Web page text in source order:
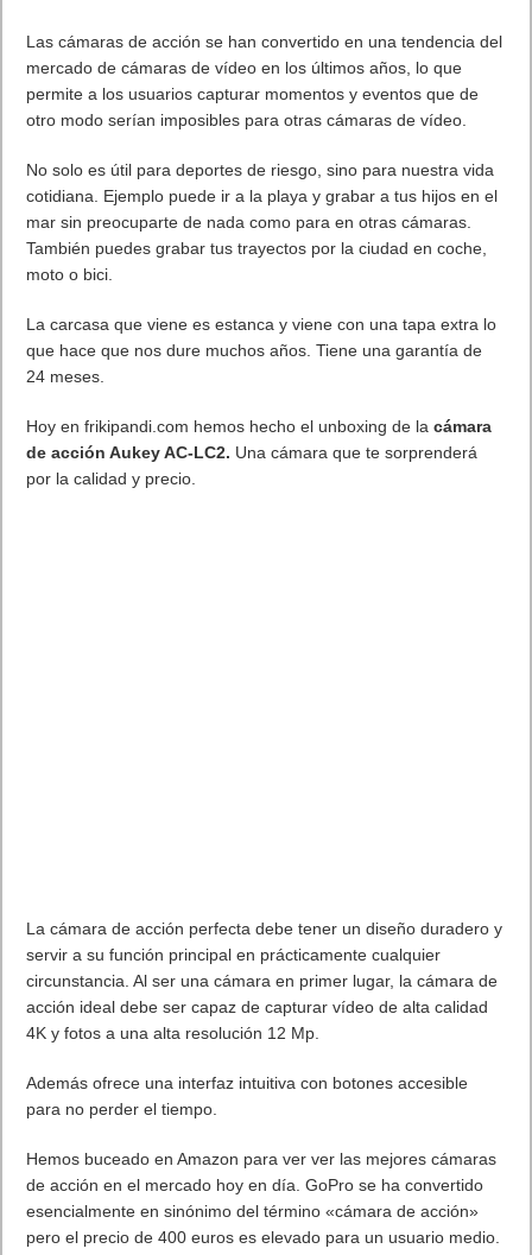
Las cámaras de acción se han convertido en una tendencia del
mercado de cámaras de vídeo en los últimos años, lo que
permite a los usuarios capturar momentos y eventos que de
otro modo serían imposibles para otras cámaras de vídeo.
No solo es útil para deportes de riesgo, sino para nuestra vida
cotidiana. Ejemplo puede ir a la playa y grabar a tus hijos en el
mar sin preocuparte de nada como para en otras cámaras.
También puedes grabar tus trayectos por la ciudad en coche,
moto o bici.
La carcasa que viene es estanca y viene con una tapa extra lo
que hace que nos dure muchos años. Tiene una garantía de
24 meses.
Hoy en frikipandi.com hemos hecho el unboxing de lacámara
de acción Aukey AC-LC2. Una cámara que te sorprenderá
por la calidad y precio.
La cámara de acción perfecta debe tener un diseño duradero y
servir a su función principal en prácticamente cualquier
circunstancia. Al ser una cámara en primer lugar, la cámara de
acción ideal debe ser capaz de capturar vídeo de alta calidad
4K y fotos a una alta resolución 12 Mp.
Además ofrece una interfaz intuitiva con botones accesible
para no perder el tiempo.
Hemos buceado en Amazon para ver ver las mejores cámaras
de acción en el mercado hoy en día. GoPro se ha convertido
esencialmente en sinónimo del término «cámara de acción»
pero el precio de 400 euros es elevado para un usuario medio.